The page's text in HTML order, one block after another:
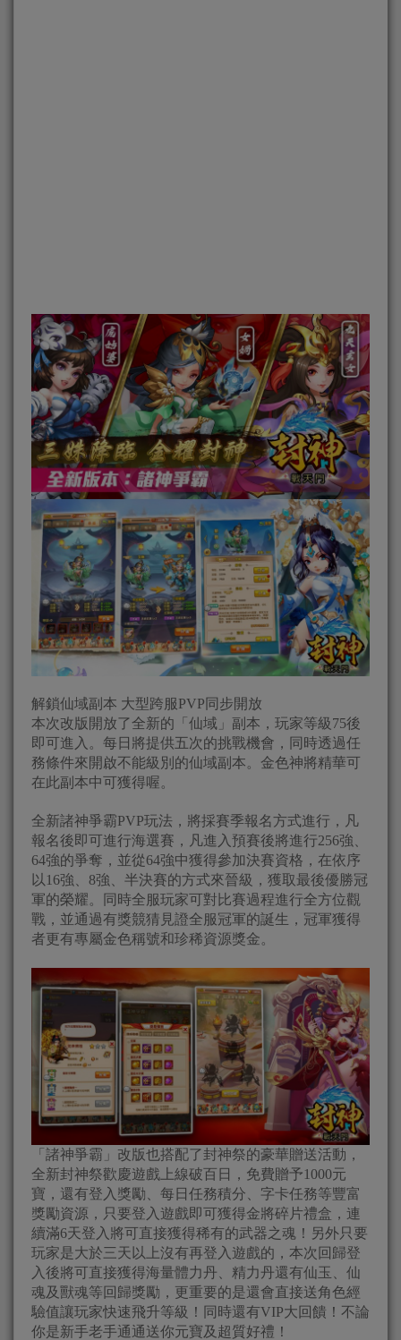
解鎖仙域副本 大型跨服PVP同步開放
本次改版開放了全新的「仙域」副本，玩家等級75後
即可進入。每日將提供五次的挑戰機會，同時透過任
務條件來開啟不能級別的仙域副本。金色神將精華可
在此副本中可獲得喔。
全新諸神爭霸PVP玩法，將採賽季報名方式進行，凡
報名後即可進行海選賽，凡進入預賽後將進行256強、
64強的爭奪，並從64強中獲得參加決賽資格，在依序
以16強、8強、半決賽的方式來晉級，獲取最後優勝冠
軍的榮耀。同時全服玩家可對比賽過程進行全方位觀
戰，並通過有獎競猜見證全服冠軍的誕生，冠軍獲得
者更有專屬金色稱號和珍稀資源獎金。
「諸神爭霸」改版也搭配了封神祭的豪華贈送活動，
全新封神祭歡慶遊戲上線破百日，免費贈予1000元
寶，還有登入獎勵、每日任務積分、字卡任務等豐富
獎勵資源，只要登入遊戲即可獲得金將碎片禮盒，連
續滿6天登入將可直接獲得稀有的武器之魂！另外只要
玩家是大於三天以上沒有再登入遊戲的，本次回歸登
入後將可直接獲得海量體力丹、精力丹還有仙玉、仙
魂及獸魂等回歸獎勵，更重要的是還會直接送角色經
驗值讓玩家快速飛升等級！同時還有VIP大回饋！不論
你是新手老手通通送你元寶及超質好禮！